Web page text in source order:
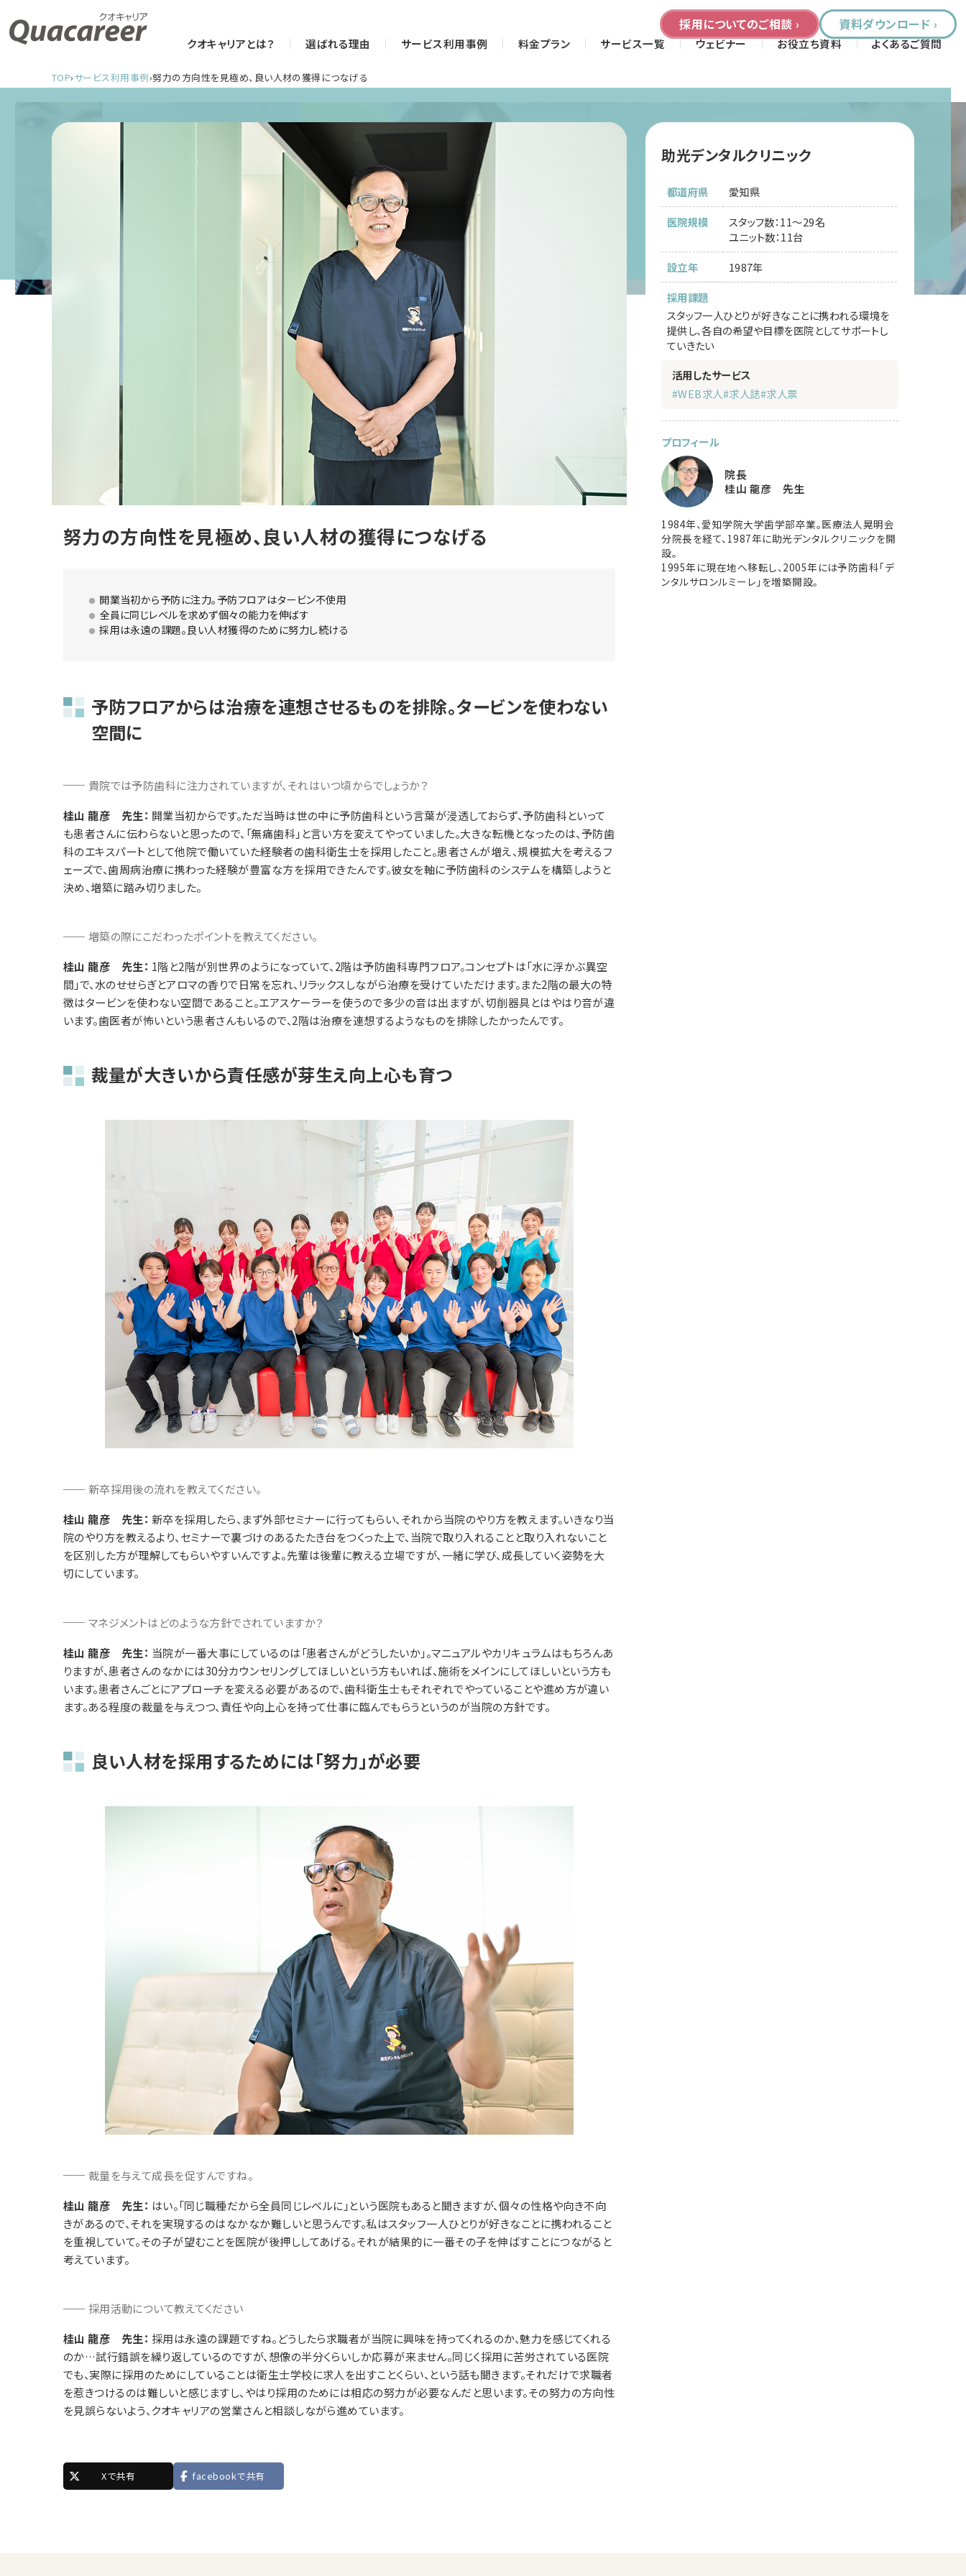
クオキャリアとは？ 選ばれる理由 サービス利用事例 料金プラン サービス一覧 ウェビナー お役立ち資料 よくあるご質問
採用についてのご相談 › 資料ダウンロード ›
TOP›サービス利用事例›努力の方向性を見極め、良い人材の獲得につなげる
努力の方向性を見極め、良い人材の獲得につなげる
開業当初から予防に注力。予防フロアはタービン不使用
全員に同じレベルを求めず個々の能力を伸ばす
採用は永遠の課題。良い人材獲得のために努力し続ける
予防フロアからは治療を連想させるものを排除。タービンを使わない
空間に
貴院では予防歯科に注力されていますが、それはいつ頃からでしょうか？
桂山 龍彦 先生： 開業当初からです。ただ当時は世の中に予防歯科という言葉が浸透しておらず、予防歯科といって
も患者さんに伝わらないと思ったので、「無痛歯科」と言い方を変えてやっていました。大きな転機となったのは、予防歯
科のエキスパートとして他院で働いていた経験者の歯科衛生士を採用したこと。患者さんが増え、規模拡大を考えるフ
ェーズで、歯周病治療に携わった経験が豊富な方を採用できたんです。彼女を軸に予防歯科のシステムを構築しようと
決め、増築に踏み切りました。
増築の際にこだわったポイントを教えてください。
桂山 龍彦 先生： 1階と2階が別世界のようになっていて、2階は予防歯科専門フロア。コンセプトは「水に浮かぶ異空
間」で、水のせせらぎとアロマの香りで日常を忘れ、リラックスしながら治療を受けていただけます。また2階の最大の特
徴はタービンを使わない空間であること。エアスケーラーを使うので多少の音は出ますが、切削器具とはやはり音が違
います。歯医者が怖いという患者さんもいるので、2階は治療を連想するようなものを排除したかったんです。
裁量が大きいから責任感が芽生え向上心も育つ
新卒採用後の流れを教えてください。
桂山 龍彦 先生： 新卒を採用したら、まず外部セミナーに行ってもらい、それから当院のやり方を教えます。いきなり当
院のやり方を教えるより、セミナーで裏づけのあるたたき台をつくった上で、当院で取り入れることと取り入れないこと
を区別した方が理解してもらいやすいんですよ。先輩は後輩に教える立場ですが、一緒に学び、成長していく姿勢を大
切にしています。
マネジメントはどのような方針でされていますか？
桂山 龍彦 先生： 当院が一番大事にしているのは「患者さんがどうしたいか」。マニュアルやカリキュラムはもちろんあ
りますが、患者さんのなかには30分カウンセリングしてほしいという方もいれば、施術をメインにしてほしいという方も
います。患者さんごとにアプローチを変える必要があるので、歯科衛生士もそれぞれでやっていることや進め方が違い
ます。ある程度の裁量を与えつつ、責任や向上心を持って仕事に臨んでもらうというのが当院の方針です。
良い人材を採用するためには「努力」が必要
裁量を与えて成長を促すんですね。
桂山 龍彦 先生： はい。「同じ職種だから全員同じレベルに」という医院もあると聞きますが、個々の性格や向き不向
きがあるので、それを実現するのはなかなか難しいと思うんです。私はスタッフ一人ひとりが好きなことに携われること
を重視していて。その子が望むことを医院が後押ししてあげる。それが結果的に一番その子を伸ばすことにつながると
考えています。
採用活動について教えてください
桂山 龍彦 先生： 採用は永遠の課題ですね。どうしたら求職者が当院に興味を持ってくれるのか、魅力を感じてくれる
のか…試行錯誤を繰り返しているのですが、想像の半分くらいしか応募が来ません。同じく採用に苦労されている医院
でも、実際に採用のためにしていることは衛生士学校に求人を出すことくらい、という話も聞きます。それだけで求職者
を惹きつけるのは難しいと感じますし、やはり採用のためには相応の努力が必要なんだと思います。その努力の方向性
を見誤らないよう、クオキャリアの営業さんと相談しながら進めています。
Xで共有 facebookで共有
助光デンタルクリニック
都道府県
愛知県
医院規模
スタッフ数：11～29名
ユニット数：11台
設立年
1987年
採用課題
スタッフ一人ひとりが好きなことに携われる環境を
提供し、各自の希望や目標を医院としてサポートし
ていきたい
活用したサービス
#WEB求人#求人誌#求人票
プロフィール
院長
桂山 龍彦 先生
1984年、愛知学院大学歯学部卒業。医療法人晃明会
分院長を経て、1987年に助光デンタルクリニックを開
設。
1995年に現在地へ移転し、2005年には予防歯科「デ
ンタルサロンルミーレ」を増築開設。